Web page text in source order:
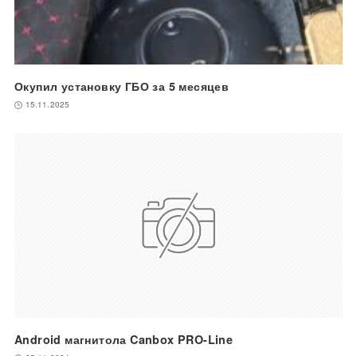
Окупил установку ГБО за 5 месяцев
15.11.2025
Android магнитола Canbox PRO-Line